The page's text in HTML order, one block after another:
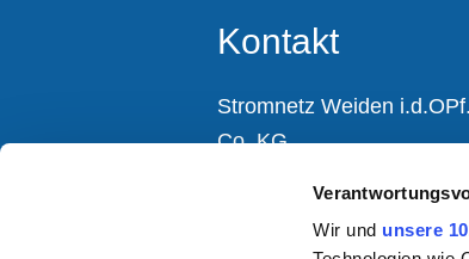
Wir und unsere
Kontakt
Stromnetz Weiden
Co. KG
92637 Weiden i.d.OPf.